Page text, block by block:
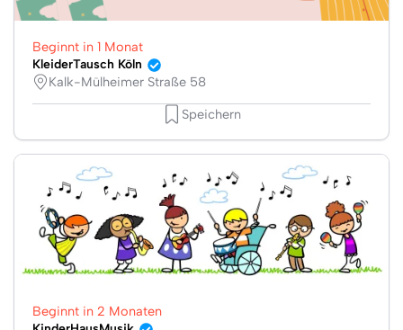
Beginnt in 1 Monat
KleiderTausch Köln
Kalk-Mülheimer Straße 58
Speichern
Beginnt in 2 Monaten